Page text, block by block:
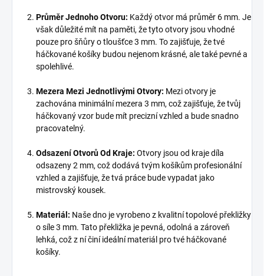
Průměr Jednoho Otvoru: Každý otvor má průměr 6 mm. Je
však důležité mít na paměti, že tyto otvory jsou vhodné
pouze pro šňůry o tloušťce 3 mm. To zajišťuje, že tvé
háčkované košíky budou nejenom krásné, ale také pevné a
spolehlivé.
Mezera Mezi Jednotlivými Otvory: Mezi otvory je
zachována minimální mezera 3 mm, což zajišťuje, že tvůj
háčkovaný vzor bude mít precizní vzhled a bude snadno
pracovatelný.
Odsazení Otvorů Od Kraje: Otvory jsou od kraje díla
odsazeny 2 mm, což dodává tvým košíkům profesionální
vzhled a zajišťuje, že tvá práce bude vypadat jako
mistrovský kousek.
Materiál: Naše dno je vyrobeno z kvalitní topolové překližky
o síle 3 mm. Tato překližka je pevná, odolná a zároveň
lehká, což z ní činí ideální materiál pro tvé háčkované
košíky.